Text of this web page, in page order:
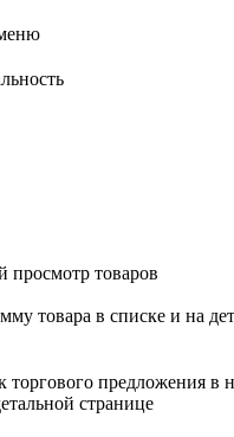
просмотр товаров
товара в списке и на
торгового предложения в
странице